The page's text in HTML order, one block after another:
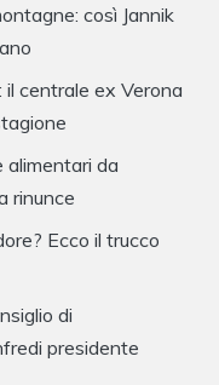
così Jannik
il centrale ex Verona
alimentari da
rinunce
Ecco il trucco
di
presidente